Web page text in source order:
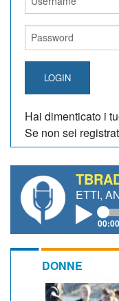
LOGIN
Hai dimenticato i
Se non sei
ANDREA
00:00
DONNE